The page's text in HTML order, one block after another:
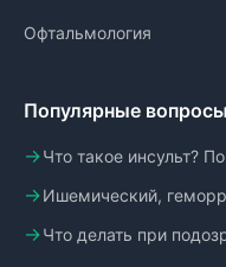
Офтальмология
Популярные вопросы
Что такое инсульт?
Ишемический,
Что делать при